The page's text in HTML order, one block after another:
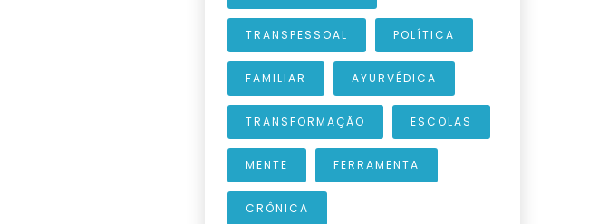
TRANSPESSOAL POLÍTICA
FAMILIAR AYURVÉDICA
TRANSFORMAÇÃO ESCOLAS
MENTE FERRAMENTA
CRÔNICA